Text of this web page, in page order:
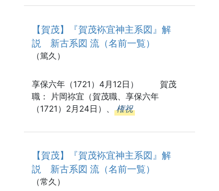
【賀茂】『賀茂袮宜神主系図』解
説 新古系図 流（名前一覧）
（篤久）
享保六年（1721）4月12日） 賀茂
職： 片岡祢宜（賀茂職、享保六年
（1721）2月24日）、 権祝
【賀茂】『賀茂袮宜神主系図』解
説 新古系図 流（名前一覧）
（常久）